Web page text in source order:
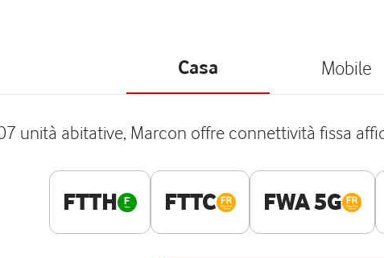
Casa Mobile
unità abitative, Marcon offre connettività fissa
FTTH FTTC FWA 5G